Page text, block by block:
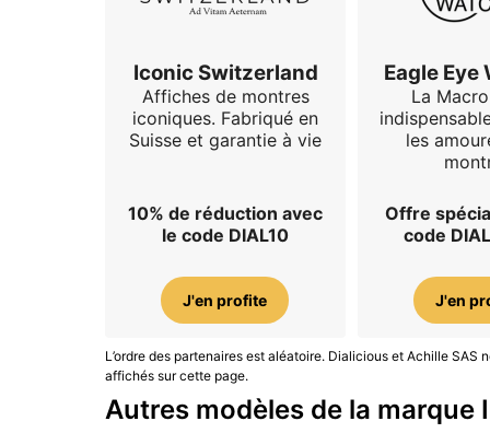
Iconic Switzerland
Affiches de montres
iconiques. Fabriqué en
Suisse et garantie à vie
10% de réduction avec
le code DIAL10
J'en profite
Eagle Eye
La
les
Offre
code
J'en
L’ordre des partenaires est aléatoire. Dialicious et Achille
affichés sur cette page.
Autres modèles de la marque